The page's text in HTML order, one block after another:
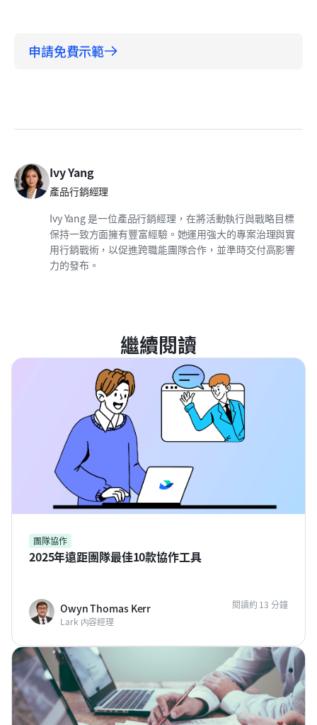
申請免費示範
Ivy Yang
產品行銷經理
Ivy Yang 是一位產品行銷經理，在將活動執行與戰略目標
保持一致方面擁有豐富經驗。她運用強大的專案治理與實
用行銷戰術，以促進跨職能團隊合作，並準時交付高影響
力的發布。
繼續閱讀
團隊協作
2025年遠距團隊最佳10款協作工具
Owyn Thomas Kerr
Lark 内容經理
閱讀約 13 分鐘